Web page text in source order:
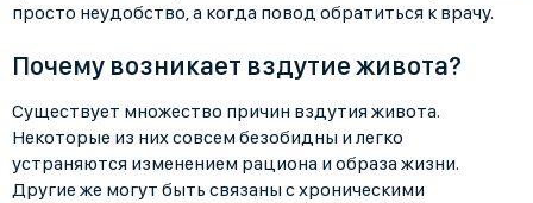
просто неудобство, а когда повод обратиться к врачу.
Почему возникает вздутие живота?
Существует множество причин вздутия живота.
Некоторые из них совсем безобидны и легко
устраняются изменением рациона и образа жизни.
Другие же могут быть связаны с хроническими